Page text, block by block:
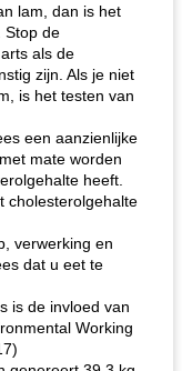
lam, dan is het
Stop de
als de
zijn. Als je niet
is het testen van
een aanzienlijke
mate worden
heeft.
cholesterolgehalte
verwerking en
dat u eet te
is de invloed van
Working